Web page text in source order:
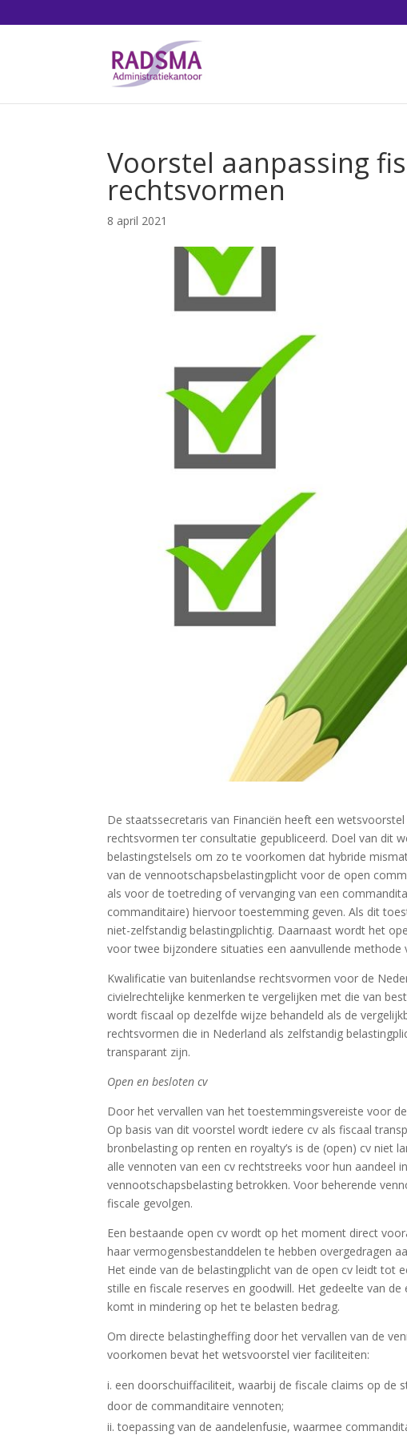
Voorstel aanpassing
rechtsvormen
8 april 2021
De staatssecretaris van Financiën heeft een
rechtsvormen ter consultatie gepubliceerd. Doel van dit
belastingstelsels om zo te voorkomen dat hybride
van de vennootschapsbelastingplicht voor de open
als voor de toetreding of vervanging van een
commanditaire) hiervoor toestemming geven. Als dit
niet-zelfstandig belastingplichtig. Daarnaast wordt het
voor twee bijzondere situaties een aanvullende
Kwalificatie van buitenlandse rechtsvormen voor de
civielrechtelijke kenmerken te vergelijken met die van
wordt fiscaal op dezelfde wijze behandeld als de
rechtsvormen die in Nederland als zelfstandig
transparant zijn.
Open en besloten cv
Door het vervallen van het toestemmingsvereiste voor
Op basis van dit voorstel wordt iedere cv als fiscaal
bronbelasting op renten en royalty’s is de (open) cv niet
alle vennoten van een cv rechtstreeks voor hun aandeel
vennootschapsbelasting betrokken. Voor beherende
fiscale gevolgen.
Een bestaande open cv wordt op het moment direct
haar vermogensbestanddelen te hebben overgedragen
Het einde van de belastingplicht van de open cv leidt tot
stille en fiscale reserves en goodwill. Het gedeelte van
komt in mindering op het te belasten bedrag.
Om directe belastingheffing door het vervallen van de
voorkomen bevat het wetsvoorstel vier faciliteiten:
een doorschuiffaciliteit, waarbij de fiscale claims op de
door de commanditaire vennoten;
toepassing van de aandelenfusie, waarmee